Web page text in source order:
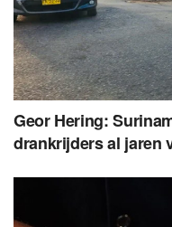
Geor Hering:
drankrijders al jaren